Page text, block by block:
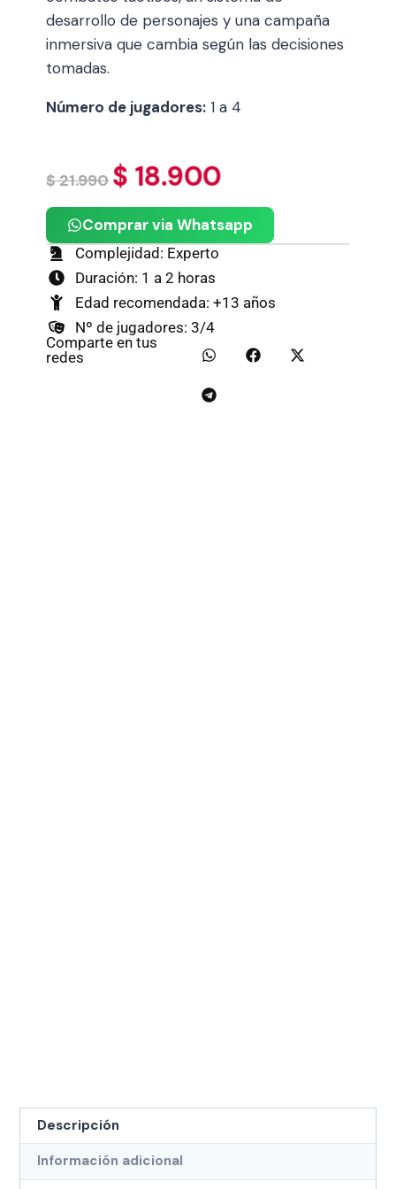
desarrollo de personajes y una campaña
inmersiva que cambia según las decisiones
tomadas.
Número de jugadores: 1 a 4
$21.990$18.900
Comprar via Whatsapp
Complejidad: Experto
Duración: 1 a 2 horas
Edad recomendada: +13 años
Nº de jugadores: 3/4
Comparte en tus
redes
Descripción
Información adicional